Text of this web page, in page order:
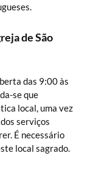
de São
das 9:00 às
se que
local, uma vez
serviços
É necessário
local sagrado.